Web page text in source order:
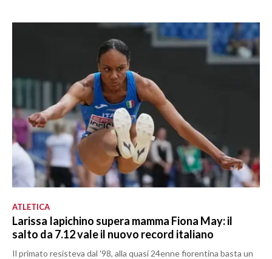
ATLETICA
Larissa Iapichino supera mamma Fiona May: il
salto da 7.12 vale il nuovo record italiano
Il primato resisteva dal '98, alla quasi 24enne fiorentina basta un